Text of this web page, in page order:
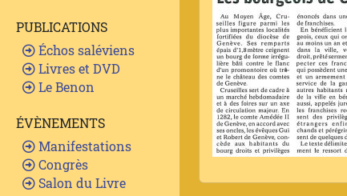
PUBLICATIONS
Échos saléviens
Livres et DVD
Le Benon
ÉVÈNEMENTS
Manifestations
Congrès
Salon du Livre